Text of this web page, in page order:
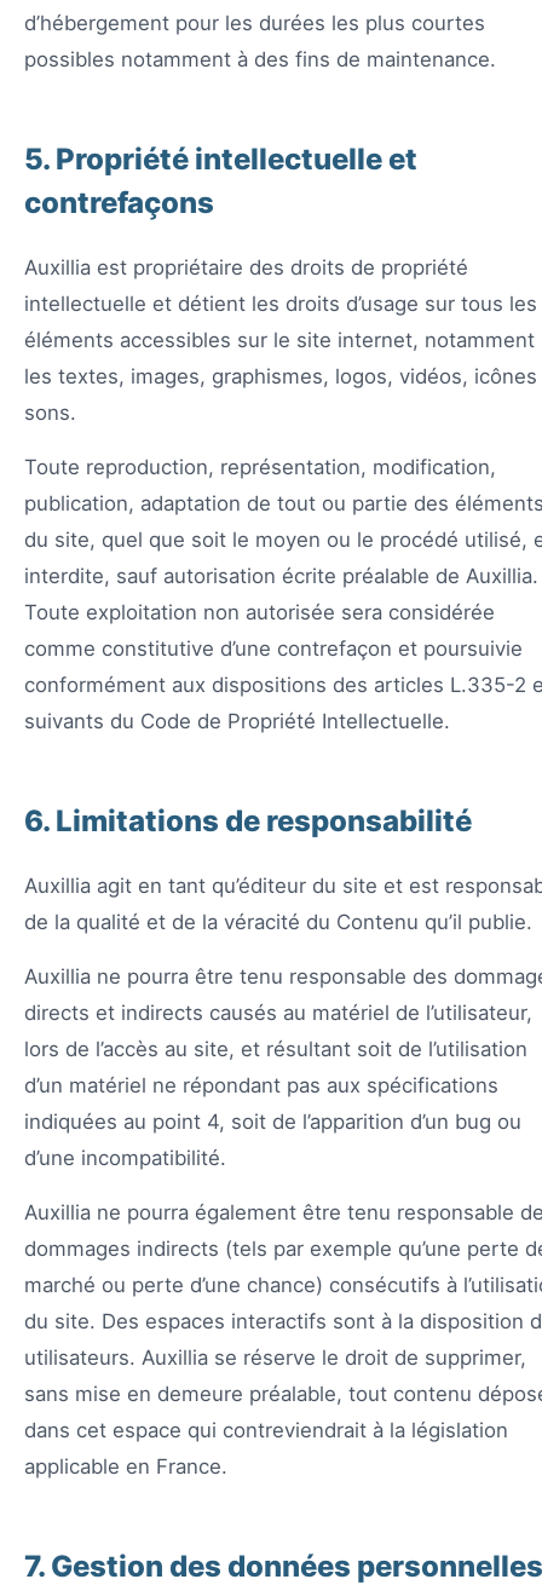
d’hébergement pour les durées les plus courtes
possibles notamment à des fins de maintenance.
5. Propriété intellectuelle et
contrefaçons
Auxillia est propriétaire des droits de propriété
intellectuelle et détient les droits d’usage sur tous les
éléments accessibles sur le site internet, notamment
les textes, images, graphismes, logos, vidéos,
sons.
Toute reproduction, représentation, modification,
publication, adaptation de tout ou partie des
du site, quel que soit le moyen ou le procédé utilisé,
interdite, sauf autorisation écrite préalable de Auxillia.
Toute exploitation non autorisée sera considérée
comme constitutive d’une contrefaçon et poursuivie
conformément aux dispositions des articles L.335-2
suivants du Code de Propriété Intellectuelle.
6. Limitations de responsabilité
Auxillia agit en tant qu’éditeur du site et est
de la qualité et de la véracité du Contenu qu’il publie.
Auxillia ne pourra être tenu responsable des
directs et indirects causés au matériel de l’utilisateur,
lors de l’accès au site, et résultant soit de l’utilisation
d’un matériel ne répondant pas aux spécifications
indiquées au point 4, soit de l’apparition d’un bug ou
d’une incompatibilité.
Auxillia ne pourra également être tenu responsable
dommages indirects (tels par exemple qu’une perte
marché ou perte d’une chance) consécutifs à
du site. Des espaces interactifs sont à la disposition
utilisateurs. Auxillia se réserve le droit de supprimer,
sans mise en demeure préalable, tout contenu
dans cet espace qui contreviendrait à la législation
applicable en France.
7. Gestion des données personnelles